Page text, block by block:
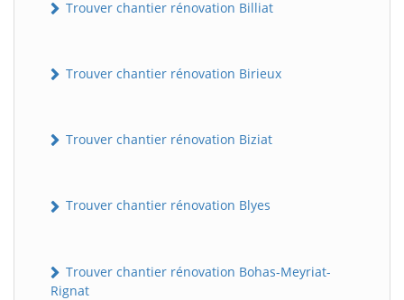
Trouver chantier rénovation Billiat
Trouver chantier rénovation Birieux
Trouver chantier rénovation Biziat
Trouver chantier rénovation Blyes
Trouver chantier rénovation Bohas-Meyriat-
Rignat